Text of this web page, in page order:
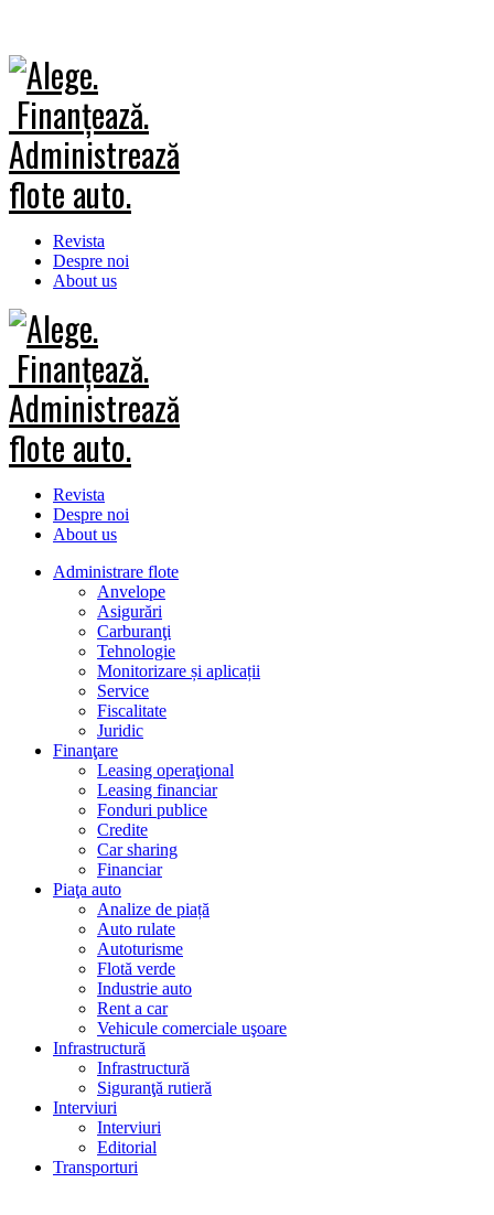
Revista
Despre noi
About us
Revista
Despre noi
About us
Administrare flote
Anvelope
Asigurări
Carburanţi
Tehnologie
Monitorizare și aplicații
Service
Fiscalitate
Juridic
Finanţare
Leasing operaţional
Leasing financiar
Fonduri publice
Credite
Car sharing
Financiar
Piaţa auto
Analize de piață
Auto rulate
Autoturisme
Flotă verde
Industrie auto
Rent a car
Vehicule comerciale uşoare
Infrastructură
Infrastructură
Siguranţă rutieră
Interviuri
Interviuri
Editorial
Transporturi